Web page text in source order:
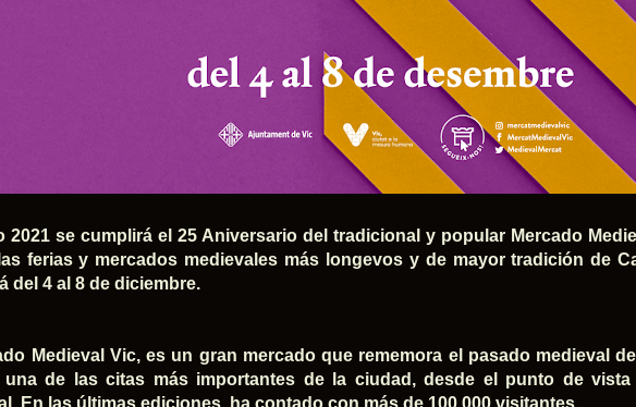
2021 se cumplirá el 25 Aniversario del tradicional y popular Mercado
ferias y mercados medievales más longevos y de mayor tradición de
del 4 al 8 de diciembre.
Medieval Vic, es un gran mercado que rememora el pasado medieval
una de las citas más importantes de la ciudad, desde el punto de
En las últimas ediciones, ha contado con más de 100.000 visitantes.